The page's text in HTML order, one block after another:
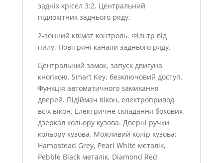
задніх крісел 3:2. Центральний
підлокітник заднього ряду.
2-зонний клімат контроль. Фільтр від
пилу. Повітряні канали заднього ряду.
Центральний замок, запуск двигуна
кнопкою. Smart Key, безключовий доступ.
Функція автоматичного замикання
дверей. Підіймач вікон, електропривод
всіх вікон. Електричне складання бокових
дзеркал кольору кузова. Дверні ручки
кольору кузова. Можливий колір кузова:
Hampstead Grey, Pearl White металік,
Pebble Black металік, Diamond Red